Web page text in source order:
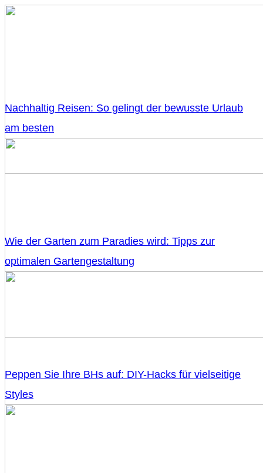
Nachhaltig Reisen: So gelingt der bewusste Urlaub
am besten
Wie der Garten zum Paradies wird: Tipps zur
optimalen Gartengestaltung
Peppen Sie Ihre BHs auf: DIY-Hacks für vielseitige
Styles